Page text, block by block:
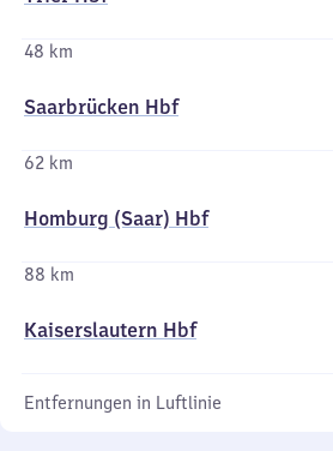
48 km
Saarbrücken Hbf
62 km
Homburg (Saar) Hbf
88 km
Kaiserslautern Hbf
Entfernungen in Luftlinie